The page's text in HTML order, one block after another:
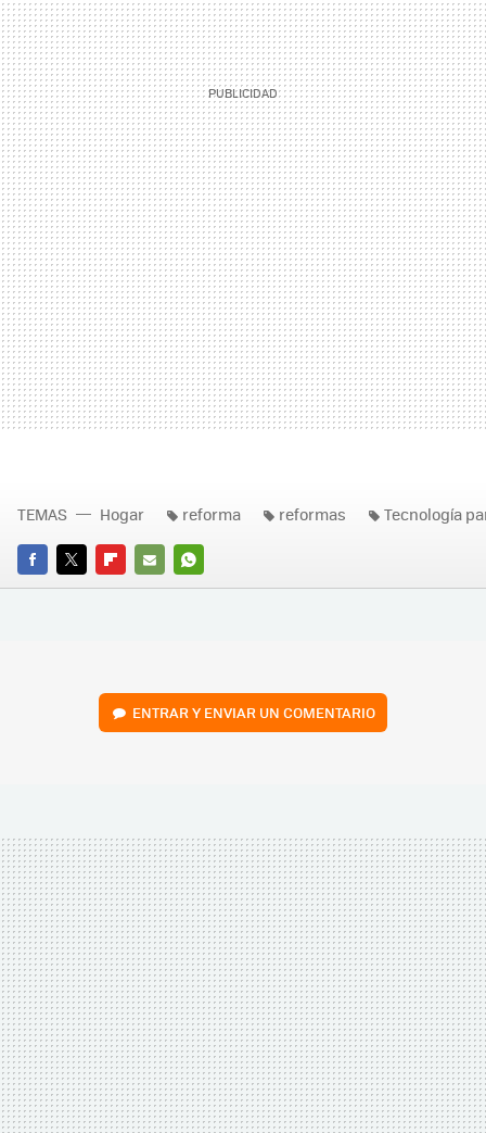
FACEBOOK
TWITTERFLIPBOARD
E-
WHATSAPP
TEMAS Hogar reforma reformas Tecnología
ENTRAR Y ENVIAR UN COMENTARIO